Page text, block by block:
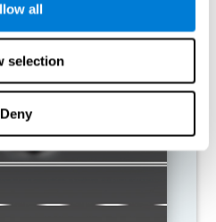
all
selection
Deny